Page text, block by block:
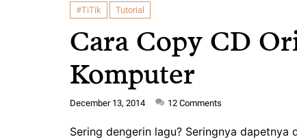
#TiTik Tutorial
Cara Copy CD
Komputer
December 13, 2014 12 Comments
Sering dengerin lagu? Seringnya